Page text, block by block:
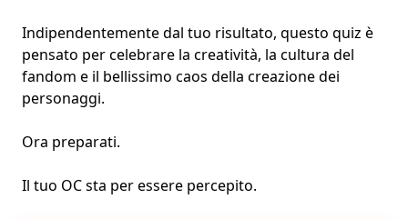
Indipendentemente dal tuo risultato, questo quiz è
pensato per celebrare la creatività, la cultura del
fandom e il bellissimo caos della creazione dei
personaggi.
Ora preparati.
Il tuo OC sta per essere percepito.